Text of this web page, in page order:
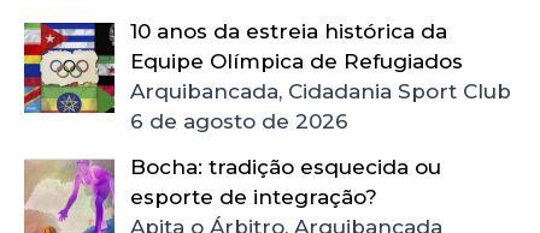
10 anos da estreia histórica da
Equipe Olímpica de Refugiados
Arquibancada, Cidadania Sport Club
6 de agosto de 2026
Bocha: tradição esquecida ou
esporte de integração?
Apita o Árbitro, Arquibancada